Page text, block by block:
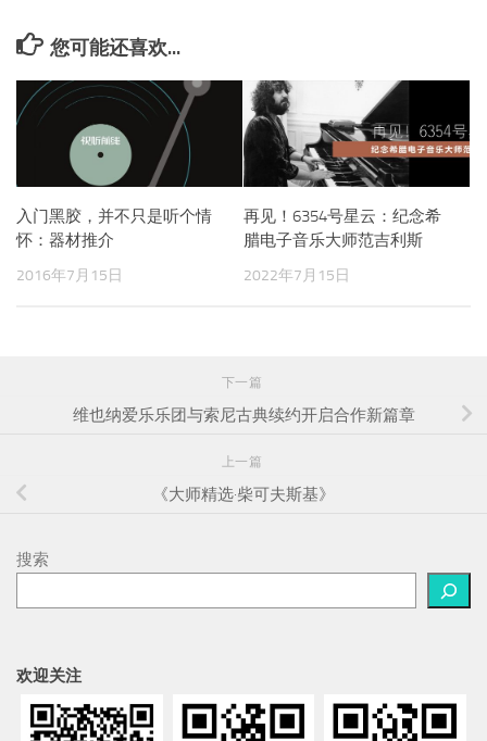
您可能还喜欢...
入门黑胶，并不只是听个情
怀：器材推介
2016年7月15日
再见！6354号星云：纪念希
腊电子音乐大师范吉利斯
2022年7月15日
下一篇
维也纳爱乐乐团与索尼古典续约开启合作新篇章
上一篇
《大师精选·柴可夫斯基》
搜索
欢迎关注